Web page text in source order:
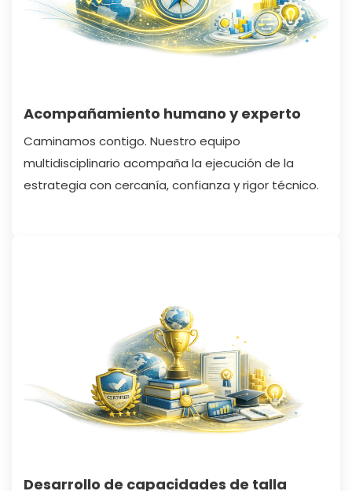
Acompañamiento humano y experto
Caminamos contigo. Nuestro equipo
multidisciplinario acompaña la ejecución de la
estrategia con cercanía, confianza y rigor técnico.
Desarrollo de capacidades de talla